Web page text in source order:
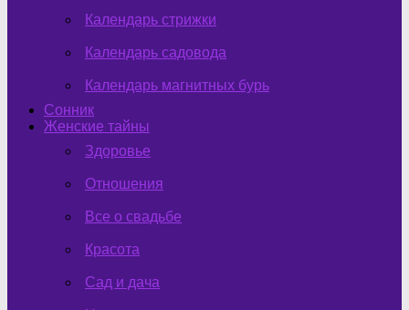
Календарь стрижки
Календарь садовода
Календарь магнитных бурь
Сонник
Женские тайны
Здоровье
Отношения
Все о свадьбе
Красота
Сад и дача